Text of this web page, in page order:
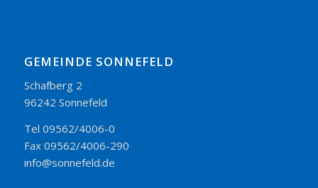
GEMEINDE SONNEFELD
Schafberg 2
96242 Sonnefeld
Tel 09562/4006-0
Fax 09562/4006-290
info@sonnefeld.de